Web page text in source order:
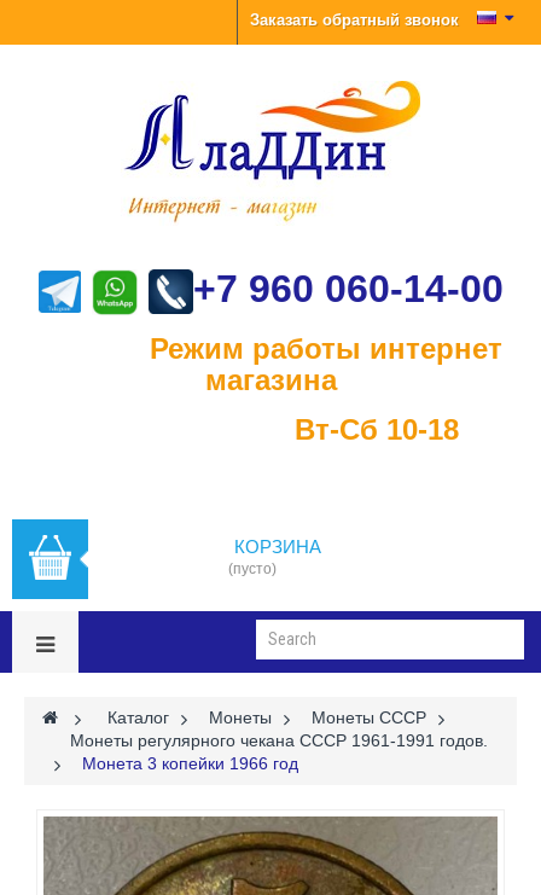
Заказать обратный звонок
+7 960 060-14-00
Режим работы интернет
магазина
Вт-Сб 10-18
КОРЗИНА
(пусто)
> Каталог > Монеты >
Монеты СССР
Монеты регулярного чекана СССР 1961-1991 годов.
>
Монета 3 копейки 1966 год